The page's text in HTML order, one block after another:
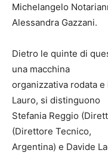
Michelangelo
Alessandra Gazzani.
Dietro le quinte di
una macchina
organizzativa rodata
Lauro, si distinguono
Stefania Reggio
(Direttore Tecnico,
Argentina) e Davide